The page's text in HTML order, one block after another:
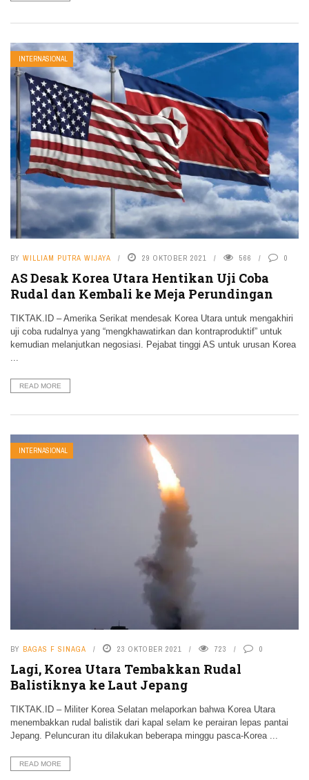
INTERNASIONAL
BY WILLIAM PUTRA WIJAYA 29 OKTOBER 2021 566 0
AS Desak Korea Utara Hentikan Uji Coba
Rudal dan Kembali ke Meja Perundingan
TIKTAK.ID – Amerika Serikat mendesak Korea Utara untuk mengakhiri
uji coba rudalnya yang “mengkhawatirkan dan kontraproduktif” untuk
kemudian melanjutkan negosiasi. Pejabat tinggi AS untuk urusan Korea
READ MORE
INTERNASIONAL
BY BAGAS F SINAGA 23 OKTOBER 2021 723 0
Lagi, Korea Utara Tembakkan Rudal
Balistiknya ke Laut Jepang
TIKTAK.ID – Militer Korea Selatan melaporkan bahwa Korea Utara
menembakkan rudal balistik dari kapal selam ke perairan lepas pantai
Jepang. Peluncuran itu dilakukan beberapa minggu pasca-Korea ...
READ MORE